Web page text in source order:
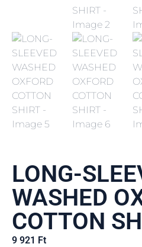
LONG-
WASHED
COTTON
9 921 Ft